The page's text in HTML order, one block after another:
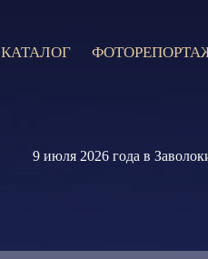
9 июля 2026 года в
КАТАЛОГ